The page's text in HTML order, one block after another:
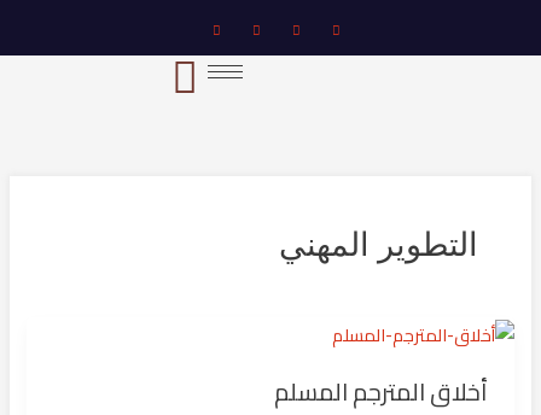
التطوير المهني
أخلاق المترجم المسلم